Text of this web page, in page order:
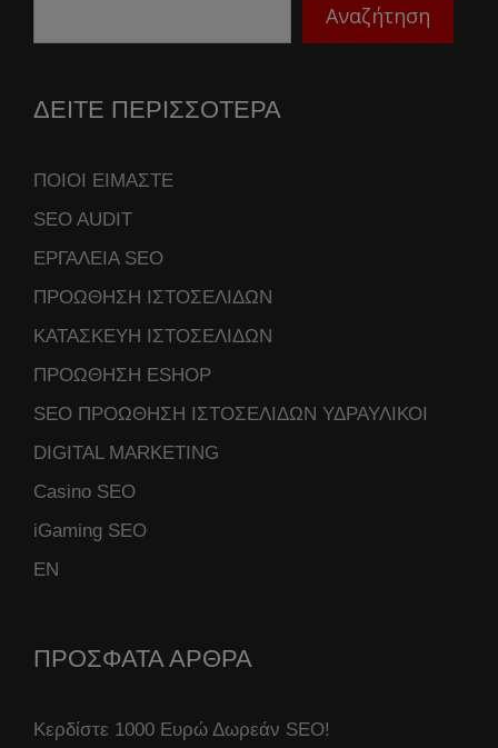
Αναζήτηση
ΔΕΙΤΕ ΠΕΡΙΣΣΟΤΕΡΑ
ΠΟΙΟΙ ΕΙΜΑΣΤΕ
SEO AUDIT
ΕΡΓΑΛΕΙΑ SEO
ΠΡΟΩΘΗΣΗ ΙΣΤΟΣΕΛΙΔΩΝ
ΚΑΤΑΣΚΕΥΗ ΙΣΤΟΣΕΛΙΔΩΝ
ΠΡΟΩΘΗΣΗ ESHOP
SEO ΠΡΟΩΘΗΣΗ ΙΣΤΟΣΕΛΙΔΩΝ ΥΔΡΑΥΛΙΚΟΙ
DIGITAL MARKETING
Casino SEO
iGaming SEO
ΕΝ
ΠΡΟΣΦΑΤΑ ΑΡΘΡΑ
Κερδίστε 1000 Ευρώ Δωρεάν SEO!